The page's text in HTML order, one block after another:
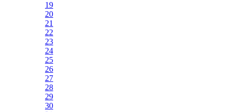
19
20
21
22
23
24
25
26
27
28
29
30